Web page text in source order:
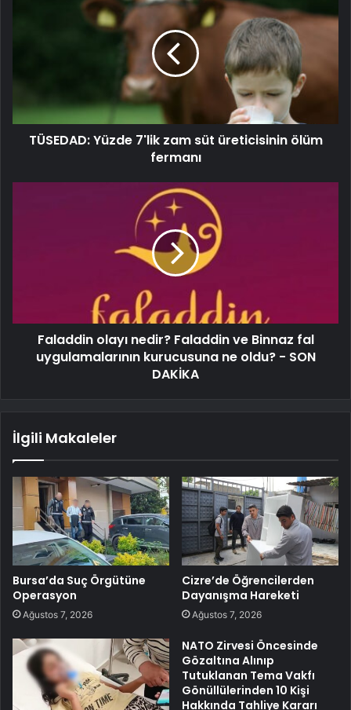
TÜSEDAD: Yüzde 7'lik zam süt üreticisinin ölüm
fermanı
Faladdin olayı nedir? Faladdin ve Binnaz fal
uygulamalarının kurucusuna ne oldu? - SON
DAKİKA
İlgili Makaleler
Bursa’da Suç Örgütüne
Operasyon
Ağustos 7, 2026
Cizre’de Öğrencilerden
Dayanışma Hareketi
Ağustos 7, 2026
NATO Zirvesi Öncesinde
Gözaltına Alınıp
Tutuklanan Tema Vakfı
Gönüllülerinden 10 Kişi
Hakkında Tahliye Kararı